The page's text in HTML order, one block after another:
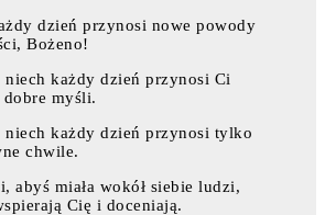
dzień przynosi nowe powody
Bożeno!
niech każdy dzień przynosi Ci
myśli.
niech każdy dzień przynosi tylko
chwile.
abyś miała wokół siebie ludzi,
Cię i doceniają.